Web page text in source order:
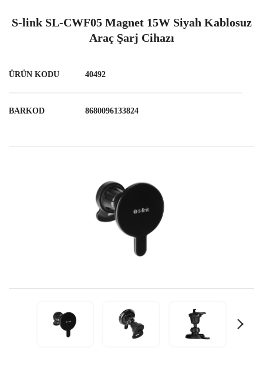
S-link SL-CWF05 Magnet 15W Siyah Kablosuz
Araç Şarj Cihazı
ÜRÜN KODU 40492
BARKOD 8680096133824